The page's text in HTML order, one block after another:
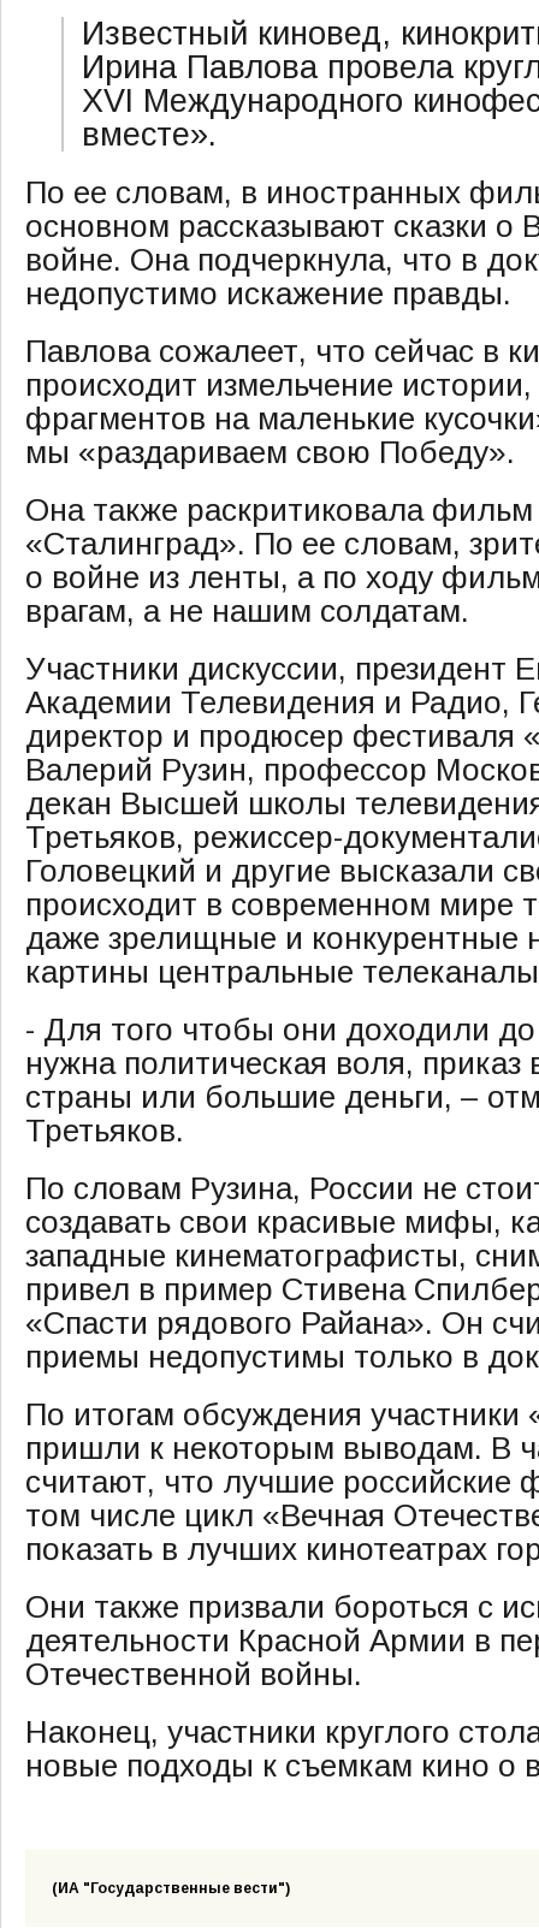
Известный киновед,
Ирина Павлова провела
XVI Международного
вместе».
По ее словам, в иностранных
основном рассказывают сказки о
войне. Она подчеркнула, что в
недопустимо искажение правды.
Павлова сожалеет, что сейчас в
происходит измельчение
фрагментов на маленькие
мы «раздариваем свою Победу».
Она также раскритиковала
«Сталинград». По ее словам,
о войне из ленты, а по ходу
врагам, а не нашим солдатам.
Участники дискуссии, президент
Академии Телевидения и Радио,
директор и продюсер фестиваля
Валерий Рузин, профессор
декан Высшей школы
Третьяков, режиссер-
Головецкий и другие высказали
происходит в современном мире
даже зрелищные и конкурентные
картины центральные
- Для того чтобы они доходили до
нужна политическая воля, приказ
страны или большие деньги, –
Третьяков.
По словам Рузина, России не
создавать свои красивые мифы,
западные кинематографисты,
привел в пример Стивена
«Спасти рядового Райана». Он
приемы недопустимы только в
По итогам обсуждения участники
пришли к некоторым выводам. В
считают, что лучшие российские
том числе цикл «Вечная
показать в лучших кинотеатрах
Они также призвали бороться с
деятельности Красной Армии в
Отечественной войны.
Наконец, участники круглого
новые подходы к съемкам кино о
(ИА "Государственные вести")